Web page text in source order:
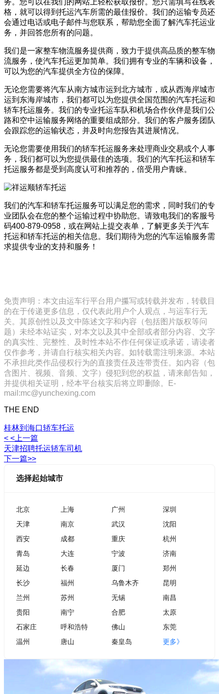
格，就可以得到托运汽车所需的最佳报价。我们的运输专员还
会通过电话或电子邮件与您联系，帮助您全面了解汽车托运业
务，并回答您所有的问题。
我们是一家整车物流服务提供商，致力于提供高品质的整车物
流服务，使汽车托运更加简单。我们拥有专业的车辆和设备，
可以为您的汽车提供全方位的保障。
无论您需要将汽车从南方城市运到北方城市，或从西海岸城市
运到东海岸城市，我们都可以为您提供全国范围的汽车托运和
轿车托运服务。我们的专业托运车队和机场合作伙伴是我们公
路和空中运输服务网络的重要组成部分。我们的客户服务团队
会跟踪您的运输状态，并及时向您报告其进展情况。
无论您需要使用我们的轿车托运服务来处理商业交易或个人事
务，我们都可以为您提供最佳的选项。我们的汽车托运和轿车
托运服务都是受到高度认可和推荐的，倍受用户青睐。
我们的汽车和轿车托运服务可以满足您的需求，同时我们的专
业团队会在您的整个运输过程中协助您。请致电我们的客服号
码400-879-0958，或在网站上提交表单，了解更多关于汽车
托运和轿车托运的相关信息。我们期待为您的汽车运输服务需
求提供专业的支持和服务！
免责声明：本文由运车行平台用户攥写或转载并发布，转载目
的在于传递更多信息，仅代表此用户个人观点，与运车行无
关。其原创性以及文中陈述文字和内容（包括图片版权等问
题）未经本站证实，对本文以及其中全部或者部分内容、文字
的真实性、完整性、及时性本站不作任何保证或承诺，请读者
仅作参考，并请自行核实相关内容。如转载需注明来源。本站
不承担此类作品侵权行为的直接责任及连带责任。如内容（包
含图片、视频、音频、文字）侵犯到您的权益，请来邮告知，
并提供相关证明，经本平台核实后将立即删除。E-
mail:mc@yunchexing.com
THE END
桂林到海口轿车托运
< <上一篇
天津招聘托运轿车司机
下一篇>>
选择起始城市
北京 上海 广州
深圳
天津
南京 武汉
沈阳
西安
成都 重庆
杭州
青岛
大连 宁波
济南
延边
长春 厦门
郑州
长沙
福州 乌鲁木齐
昆明
兰州
苏州 无锡
南昌
贵阳
南宁 合肥
太原
石家庄
呼和浩特 佛山
东莞
温州
唐山 秦皇岛 更多》